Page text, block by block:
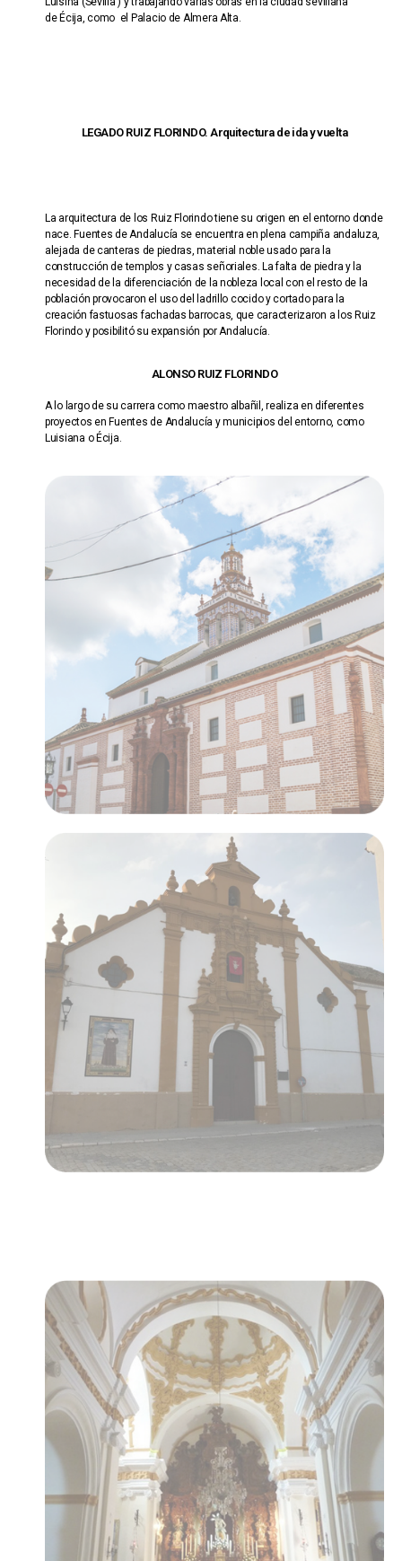
de Écija, como el Palacio de Almera Alta.
LEGADO RUIZ FLORINDO. Arquitectura de ida y vuelta
La arquitectura de los Ruiz Florindo tiene su origen en el entorno donde
nace. Fuentes de Andalucía se encuentra en plena campiña andaluza,
alejada de canteras de piedras, material noble usado para la
construcción de templos y casas señoriales. La falta de piedra y la
necesidad de la diferenciación de la nobleza local con el resto de la
población provocaron el uso del ladrillo cocido y cortado para la
creación fastuosas fachadas barrocas, que caracterizaron a los Ruiz
Florindo y posibilitó su expansión por Andalucía.
ALONSO RUIZ FLORINDO
A lo largo de su carrera como maestro albañil, realiza en diferentes
proyectos en Fuentes de Andalucía y municipios del entorno, como
Luisiana o Écija.